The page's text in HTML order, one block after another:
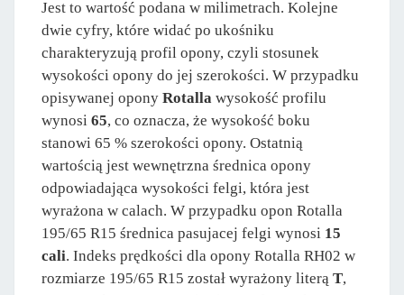
Jest to wartość podana w milimetrach. Kolejne
dwie cyfry, które widać po ukośniku
charakteryzują profil opony, czyli stosunek
wysokości opony do jej szerokości. W przypadku
opisywanej opony Rotalla wysokość profilu
wynosi 65, co oznacza, że wysokość boku
stanowi 65 % szerokości opony. Ostatnią
wartością jest wewnętrzna średnica opony
odpowiadająca wysokości felgi, która jest
wyrażona w calach. W przypadku opon Rotalla
195/65 R15 średnica pasujacej felgi wynosi 15
cali. Indeks prędkości dla opony Rotalla RH02 w
rozmiarze 195/65 R15 został wyrażony literą T,